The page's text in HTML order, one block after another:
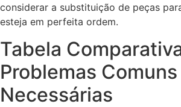
considerar a substituição de peças
esteja em perfeita ordem.
Tabela
Problemas
Necessárias